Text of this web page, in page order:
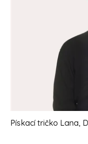
Pískací tričko Lana,